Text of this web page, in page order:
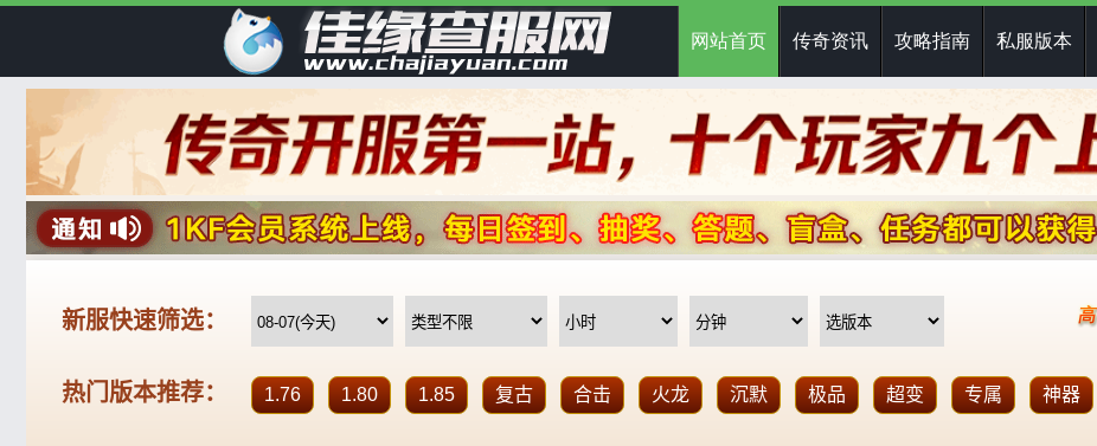
网站首页 传奇资讯 攻略指南 私服版本